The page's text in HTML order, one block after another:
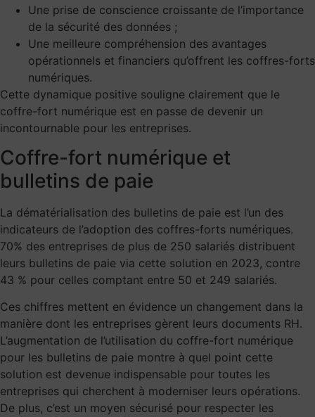
Une prise de conscience croissante de l’importance
de la sécurité des données ;
Une meilleure compréhension des avantages
opérationnels et financiers qu’offrent les coffres-forts
numériques.
Cette dynamique positive souligne clairement que le
coffre-fort numérique est en passe de devenir un
incontournable pour les entreprises.
Coffre-fort numérique et
bulletins de paie
La dématérialisation des bulletins de paie est l’un des
indicateurs de l’adoption des coffres-forts numériques.
70% des entreprises de plus de 250 salariés distribuent
leurs bulletins de paie via cette solution en 2023, contre
43 % pour celles comptant entre 50 et 249 salariés.
Ces chiffres mettent en évidence un changement dans la
manière dont les entreprises gèrent leurs documents RH.
L’augmentation de l’utilisation du coffre-fort numérique
pour les bulletins de paie montre à quel point cette
solution est devenue indispensable pour toutes les
entreprises qui cherchent à moderniser leurs opérations.
De plus, c’est un moyen sécurisé pour respecter les